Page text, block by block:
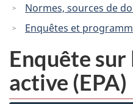
Normes, sources de
Enquêtes et
Enquête
active (EPA)